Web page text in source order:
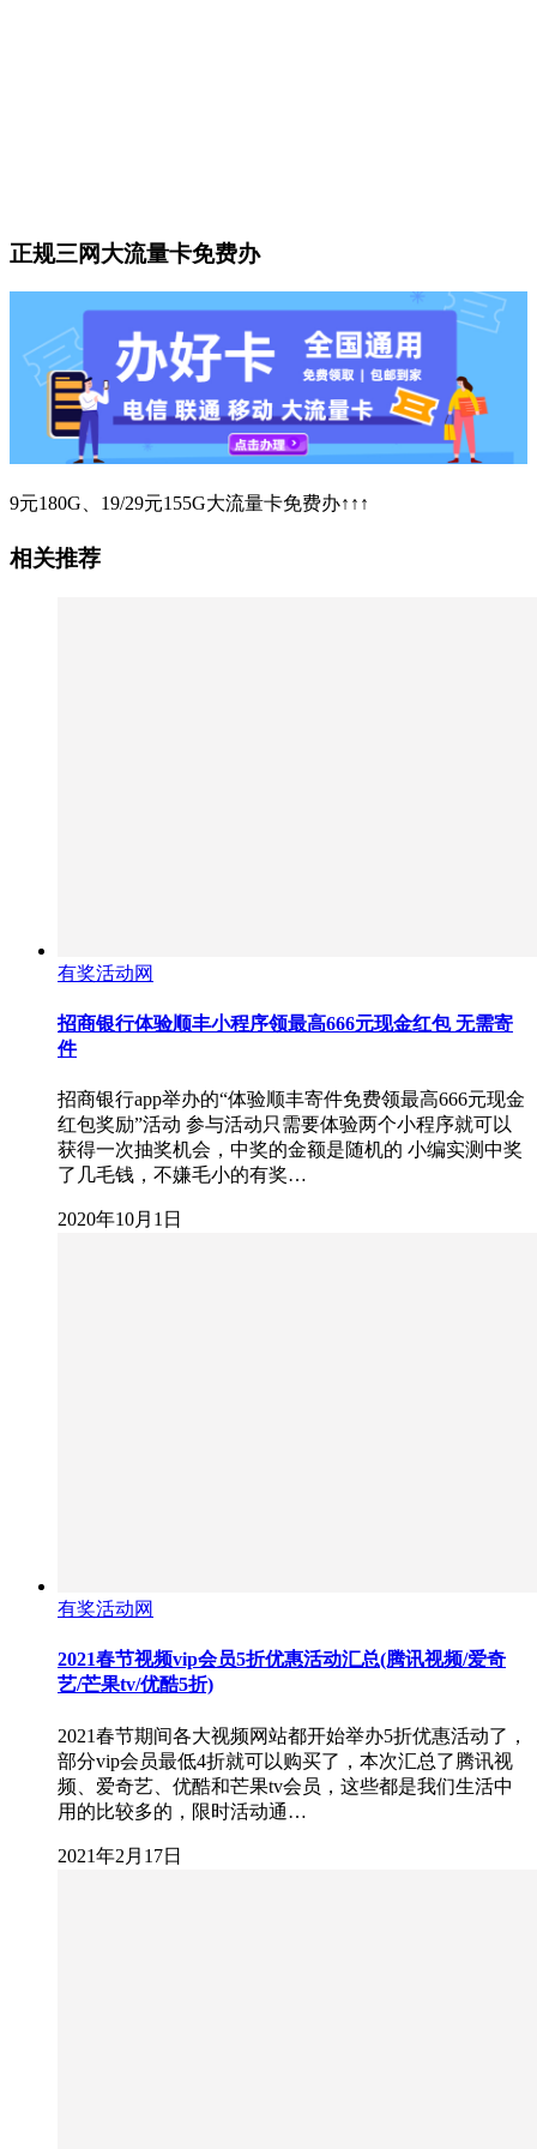
正规三网大流量卡免费办
9元180G、19/29元155G大流量卡免费办↑↑↑
相关推荐
有奖活动网
招商银行体验顺丰小程序领最高666元现金红包 无需寄
件
招商银行app举办的“体验顺丰寄件免费领最高666元现金
红包奖励”活动 参与活动只需要体验两个小程序就可以
获得一次抽奖机会，中奖的金额是随机的 小编实测中奖
了几毛钱，不嫌毛小的有奖…
2020年10月1日
有奖活动网
2021春节视频vip会员5折优惠活动汇总(腾讯视频/爱奇
艺/芒果tv/优酷5折)
2021春节期间各大视频网站都开始举办5折优惠活动了，
部分vip会员最低4折就可以购买了，本次汇总了腾讯视
频、爱奇艺、优酷和芒果tv会员，这些都是我们生活中
用的比较多的，限时活动通…
2021年2月17日